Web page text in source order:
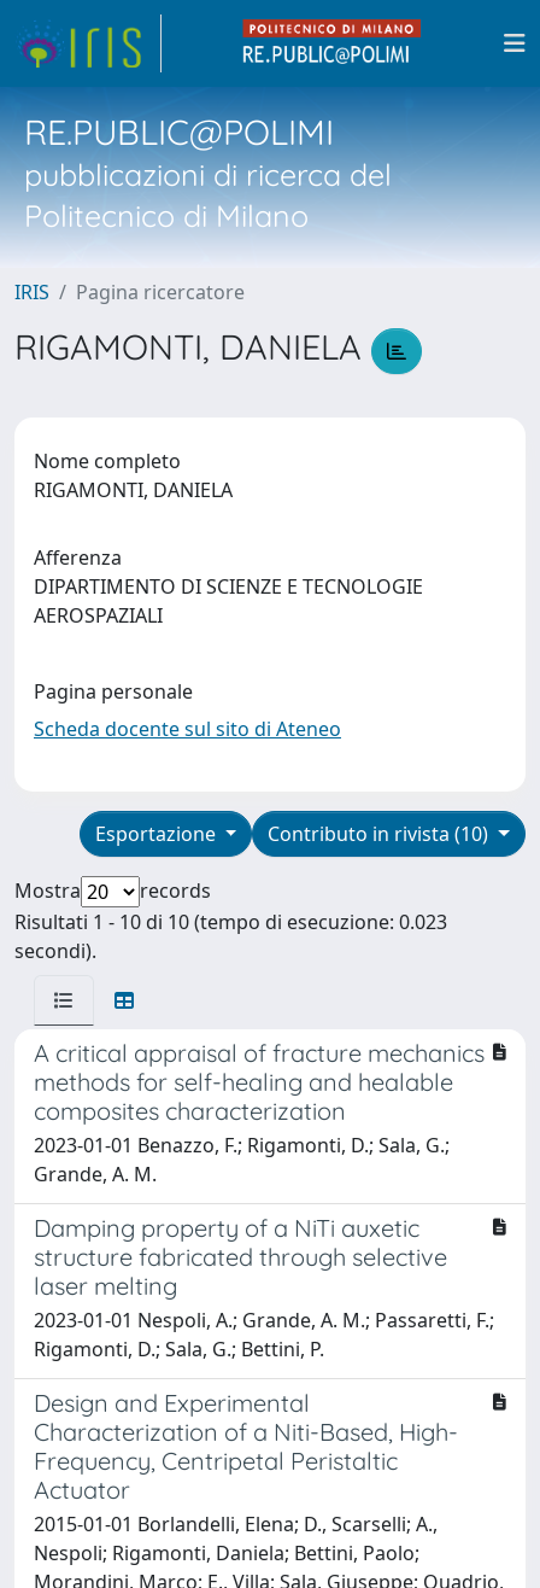
RE.PUBLIC@POLIMI
pubblicazioni di ricerca del
Politecnico di Milano
IRIS Pagina ricercatore
RIGAMONTI, DANIELA
Nome completo
RIGAMONTI, DANIELA
Afferenza
DIPARTIMENTO DI SCIENZE E TECNOLOGIE
AEROSPAZIALI
Pagina personale
Scheda docente sul sito di Ateneo
Contributo in rivista (10)
Esportazione
Mostra
records
Risultati 1 - 10 di 10 (tempo di esecuzione: 0.023
secondi).
A critical appraisal of fracture mechanics
methods for self-healing and healable
composites characterization
2023-01-01 Benazzo, F.; Rigamonti, D.; Sala, G.;
Grande, A. M.
Damping property of a NiTi auxetic
structure fabricated through selective
laser melting
2023-01-01 Nespoli, A.; Grande, A. M.; Passaretti, F.;
Rigamonti, D.; Sala, G.; Bettini, P.
Design and Experimental
Characterization of a Niti-Based, High-
Frequency, Centripetal Peristaltic
Actuator
2015-01-01 Borlandelli, Elena; D., Scarselli; A.,
Nespoli; Rigamonti, Daniela; Bettini, Paolo;
Morandini, Marco; E., Villa; Sala, Giuseppe; Quadrio,